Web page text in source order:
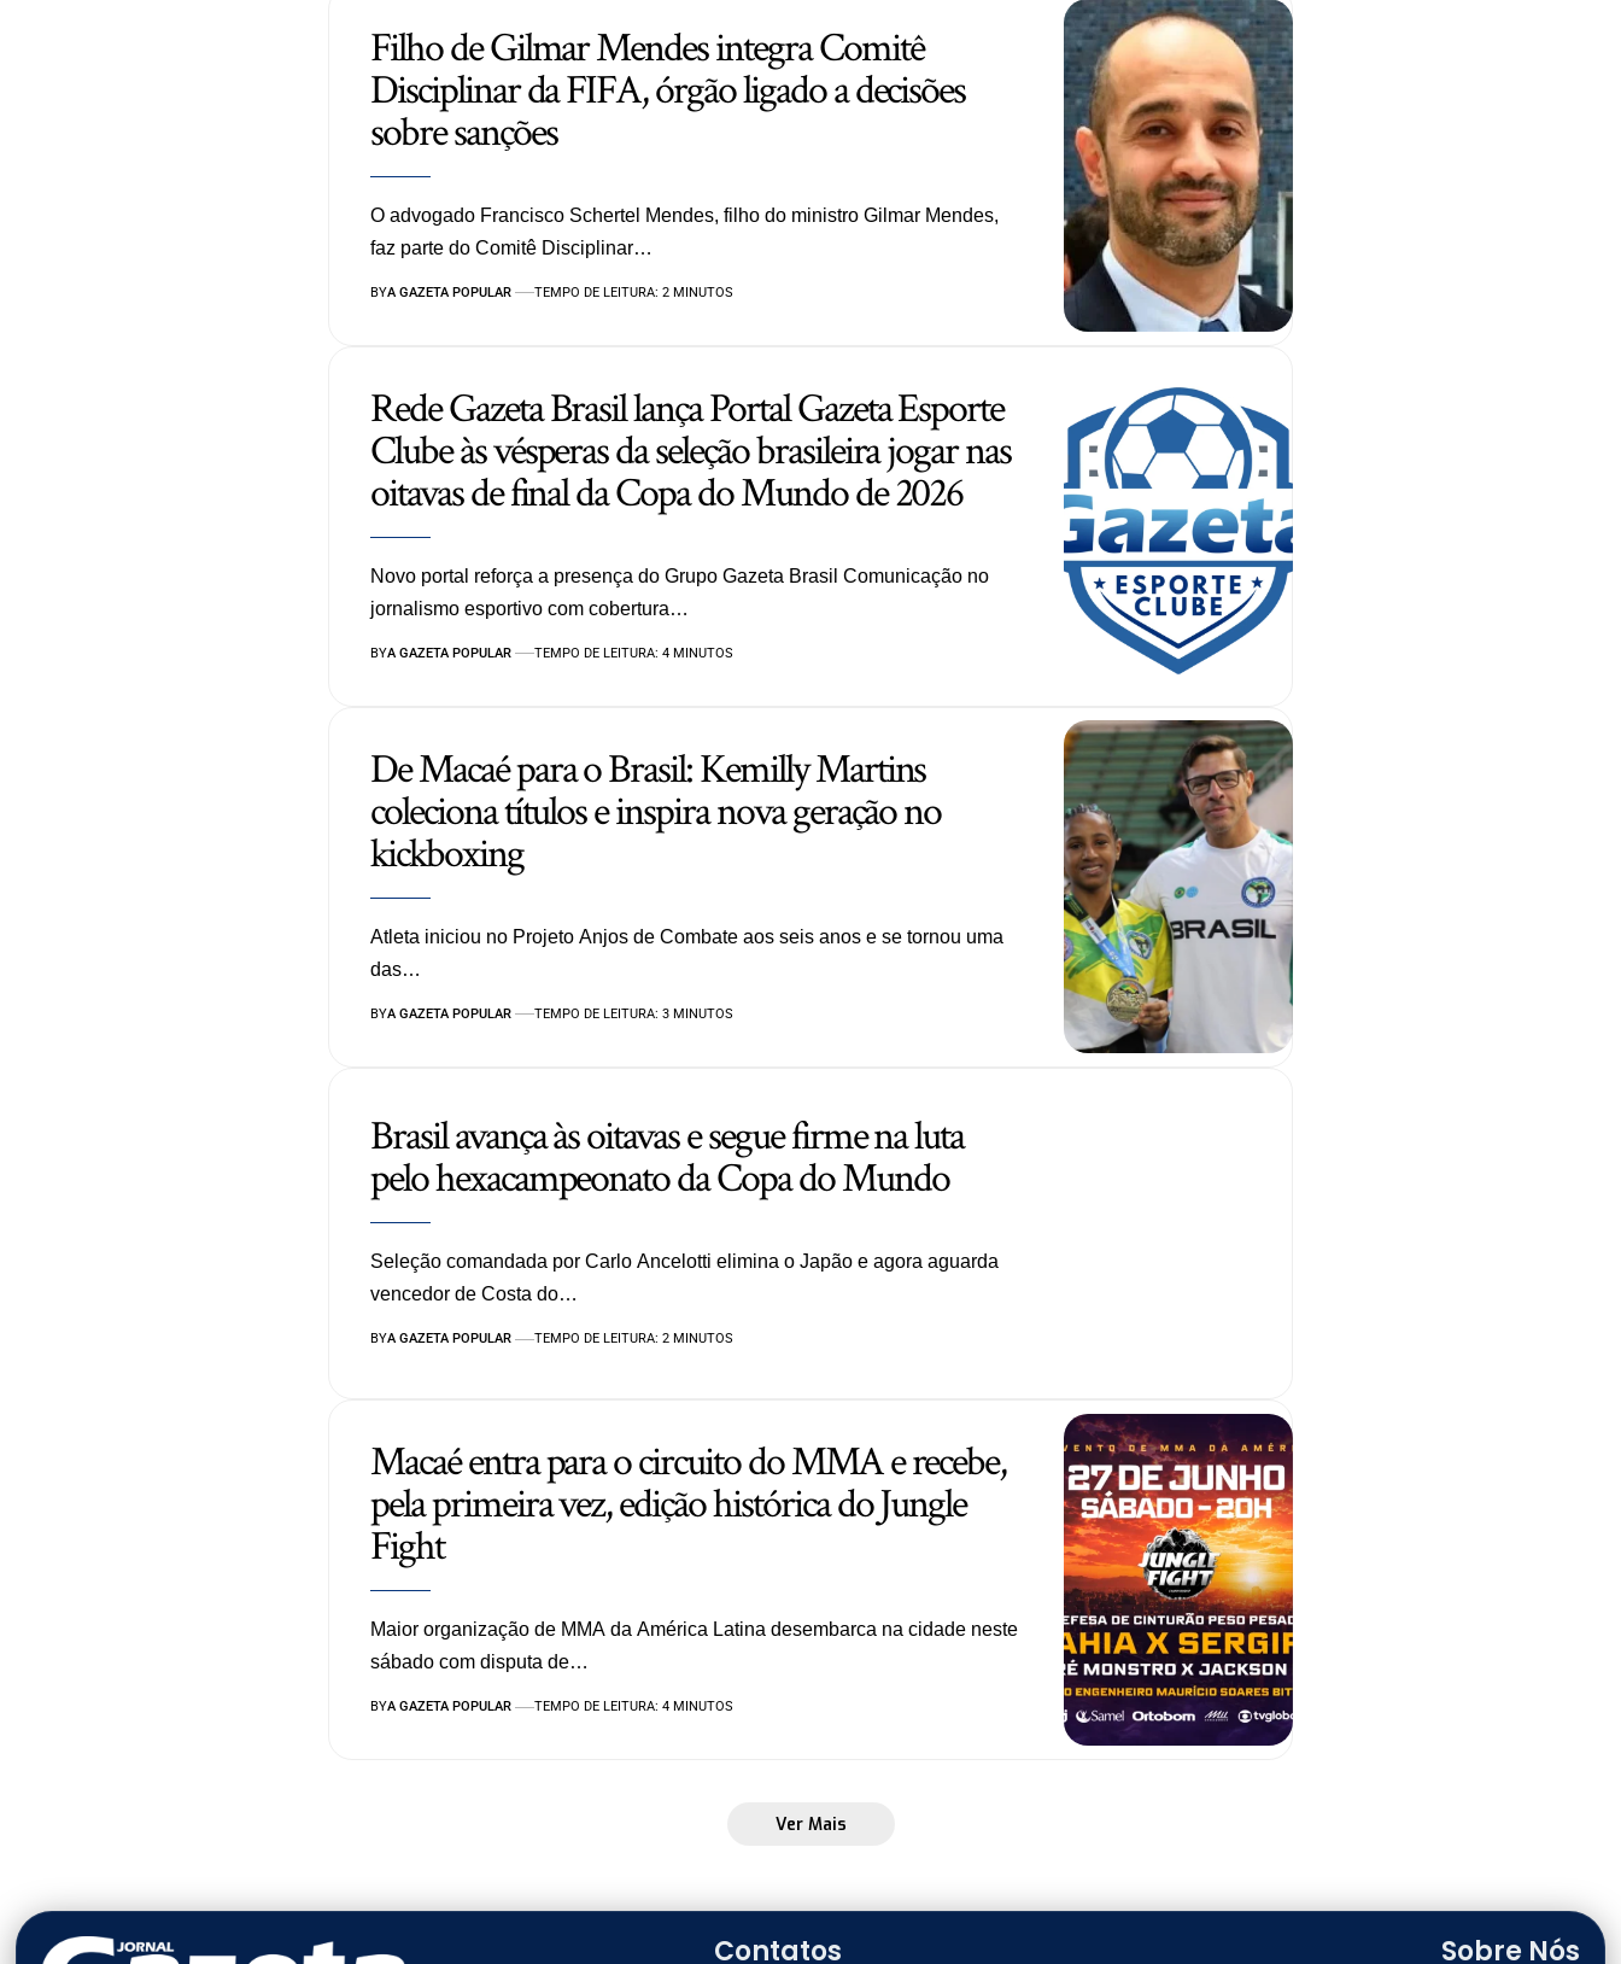
Filho de Gilmar Mendes integra Comitê
Disciplinar da FIFA, órgão ligado a decisões
sobre sanções
O advogado Francisco Schertel Mendes, filho do ministro Gilmar Mendes,
faz parte do Comitê Disciplinar…
BYA GAZETA POPULAR TEMPO DE LEITURA: 2 MINUTOS
Rede Gazeta Brasil lança Portal Gazeta Esporte
Clube às vésperas da seleção brasileira jogar nas
oitavas de final da Copa do Mundo de 2026
Novo portal reforça a presença do Grupo Gazeta Brasil Comunicação no
jornalismo esportivo com cobertura…
BYA GAZETA POPULAR TEMPO DE LEITURA: 4 MINUTOS
De Macaé para o Brasil: Kemilly Martins
coleciona títulos e inspira nova geração no
kickboxing
Atleta iniciou no Projeto Anjos de Combate aos seis anos e se tornou uma
das…
BYA GAZETA POPULAR TEMPO DE LEITURA: 3 MINUTOS
Brasil avança às oitavas e segue firme na luta
pelo hexacampeonato da Copa do Mundo
Seleção comandada por Carlo Ancelotti elimina o Japão e agora aguarda
vencedor de Costa do…
BYA GAZETA POPULAR TEMPO DE LEITURA: 2 MINUTOS
Macaé entra para o circuito do MMA e recebe,
pela primeira vez, edição histórica do Jungle
Fight
Maior organização de MMA da América Latina desembarca na cidade neste
sábado com disputa de…
BYA GAZETA POPULAR TEMPO DE LEITURA: 4 MINUTOS
Ver Mais
Contatos Sobre Nós